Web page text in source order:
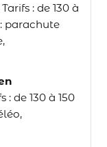
Tarifs : de 130 à
parachute
: de 130 à 150